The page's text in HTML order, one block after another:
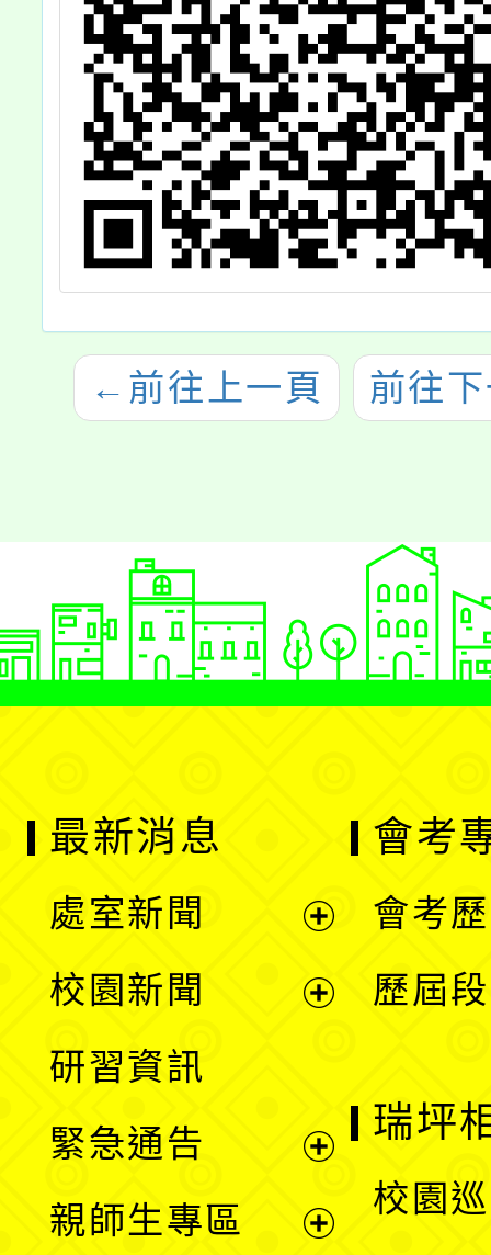
← 前往上一頁 前往
最新消息
處室新聞
單
校園新聞
選
單
研習資訊
緊急通告
親師生專區
會考
會考
歷屆
瑞坪
校園